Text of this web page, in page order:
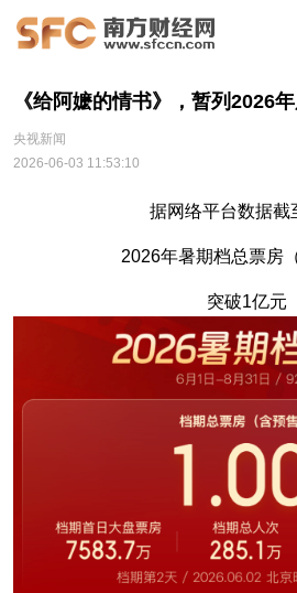
《给阿嬷的情书》，暂列2026
央视新闻
2026-06-03 11:53:10
据网络平台数据截
2026年暑期档总票房
突破1亿元